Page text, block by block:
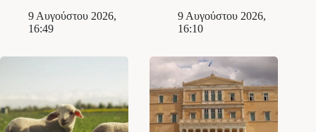
9 Αυγούστου 2026,
16:49
9 Αυγούστου 2026,
16:10